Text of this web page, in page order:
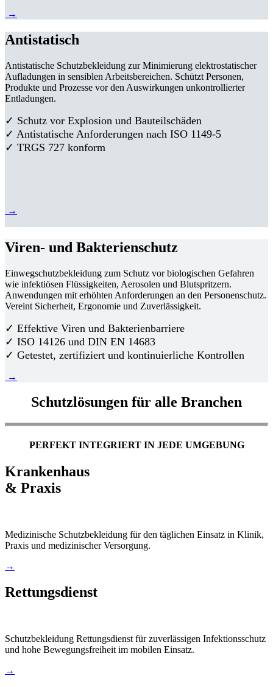
→
Antistatisch
Antistatische Schutzbekleidung zur Minimierung elektrostatischer
Aufladungen in sensiblen Arbeitsbereichen. Schützt Personen,
Produkte und Prozesse vor den Auswirkungen unkontrollierter
Entladungen.
✓ Schutz vor Explosion und Bauteilschäden
✓ Antistatische Anforderungen nach ISO 1149-5
✓ TRGS 727 konform
→
Viren- und Bakterienschutz
Einwegschutzbekleidung zum Schutz vor biologischen Gefahren
wie infektiösen Flüssigkeiten, Aerosolen und Blutspritzern.
Anwendungen mit erhöhten Anforderungen an den Personenschutz.
Vereint Sicherheit, Ergonomie und Zuverlässigkeit.
✓ Effektive Viren und Bakterienbarriere
✓ ISO 14126 und DIN EN 14683
✓ Getestet, zertifiziert und kontinuierliche Kontrollen
→
Schutzlösungen für alle Branchen
PERFEKT INTEGRIERT IN JEDE UMGEBUNG
Krankenhaus
& Praxis
Medizinische Schutzbekleidung für den täglichen Einsatz in Klinik,
Praxis und medizinischer Versorgung.
→
Rettungsdienst
Schutzbekleidung Rettungsdienst für zuverlässigen Infektionsschutz
und hohe Bewegungsfreiheit im mobilen Einsatz.
→